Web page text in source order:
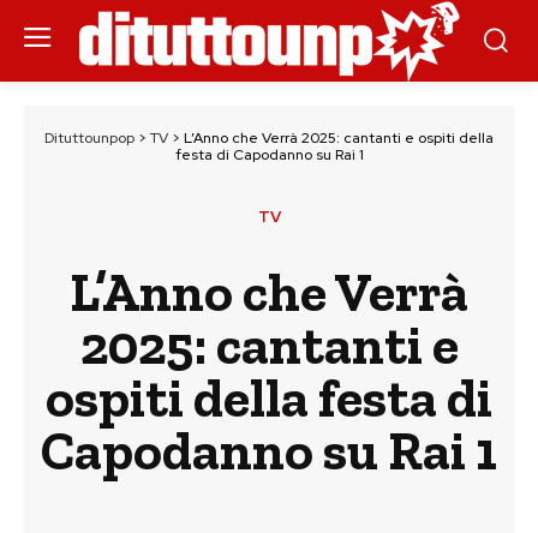
Dituttounpop > TV > L’Anno che Verrà 2025: cantanti e ospiti della
festa di Capodanno su Rai 1
TV
L’Anno che Verrà
2025: cantanti e
ospiti della festa di
Capodanno su Rai 1